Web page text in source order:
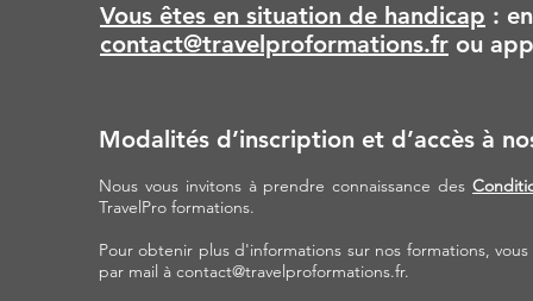
Vous êtes en situation de handicap :
contact@travelproformations.fr ou
Modalités d’inscription et d’accès à
Nous vous invitons à prendre connaissance des
TravelPro formations.
Pour obtenir plus d'informations sur nos formations,
par mail à contact@travelproformations.fr.